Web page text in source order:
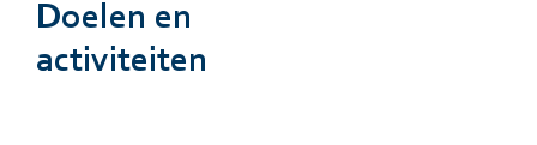
Doelen en
activiteiten